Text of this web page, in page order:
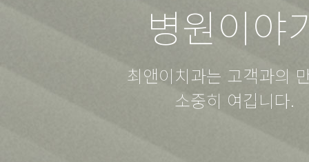
병원이야
최앤이치과는 고객과의
소중히 여깁니다.